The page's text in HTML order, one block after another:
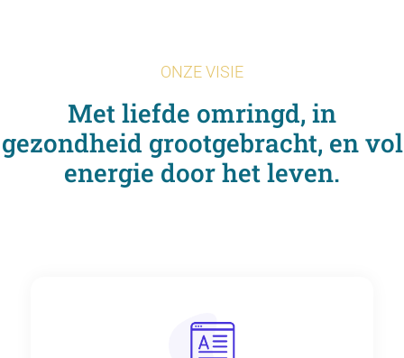
ONZE VISIE
Met liefde omringd, in
gezondheid grootgebracht, en vol
energie door het leven.